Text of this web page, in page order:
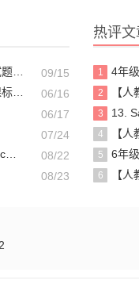
析
09/15
析
06/16
06/17
07/24
08/22
08/23
热评文
1 4年级
2 【人教
3 13.
4 【人
5 6年级
6 【人